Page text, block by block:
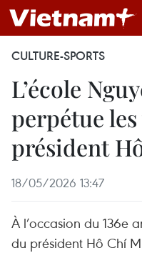
CULTURE-SPORTS
L’école
perpétue
président
18/05/2026 13:47
À l’occasion du 136e
du président Hô Chí